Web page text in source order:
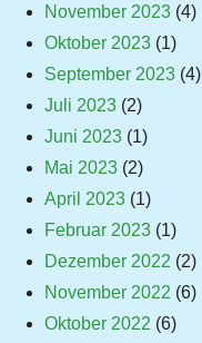
November 2023 (4)
Oktober 2023 (1)
September 2023 (4)
Juli 2023 (2)
Juni 2023 (1)
Mai 2023 (2)
April 2023 (1)
Februar 2023 (1)
Dezember 2022 (2)
November 2022 (6)
Oktober 2022 (6)